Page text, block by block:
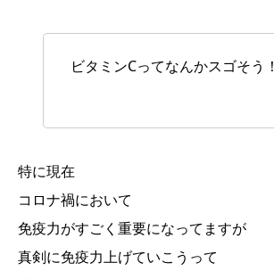
ビタミンCってなんかスゴそう！
特に現在
コロナ禍において
免疫力がすごく重要になってますが
真剣に免疫力上げていこうって